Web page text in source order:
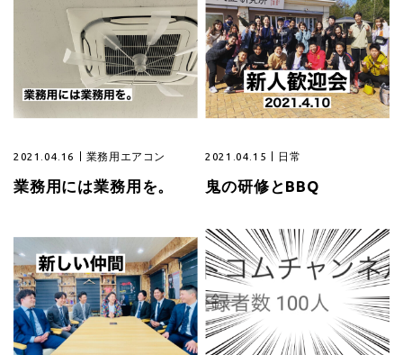
2021.04.16 業務用エアコン
業務用には業務用を。
2021.04.15 日常
鬼の研修とBBQ